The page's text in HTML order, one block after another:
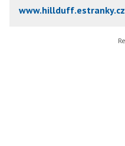
www.hillduff.estranky.cz